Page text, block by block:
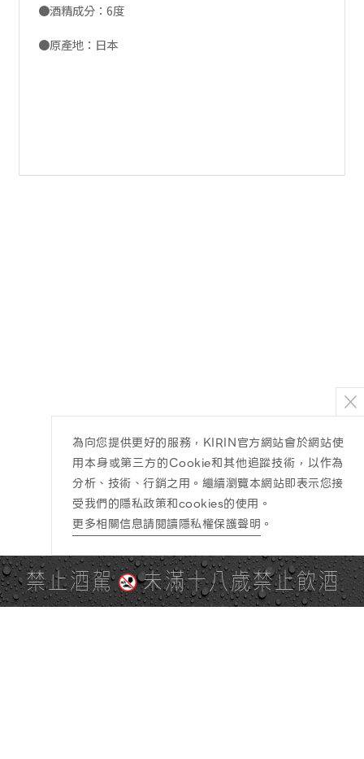
●酒精成分：6度
●原產地：日本
禁止酒駕 未滿十八歲禁止飲酒
為向您提供更好的服務，KIRIN官方網站會於網站使
用本身或第三方的Cookie和其他追蹤技術，以作為
分析、技術、行銷之用。繼續瀏覽本網站即表示您接
受我們的隱私政策和cookies的使用。
更多相關信息請閱讀隱私權保護聲明 。
PAGE TOP